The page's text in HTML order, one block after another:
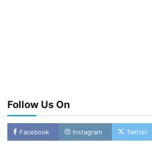
Follow Us On
Facebook Instagram Twitter